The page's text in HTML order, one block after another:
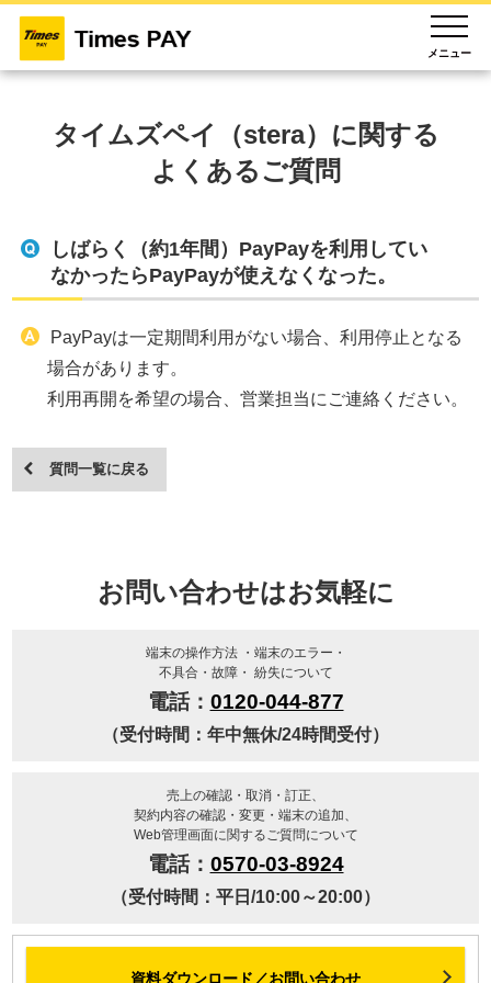
メニュー
タイムズペイ（stera）に関する
よくあるご質問
しばらく（約1年間）PayPayを利用してい
なかったらPayPayが使えなくなった。
PayPayは一定期間利用がない場合、利用停止となる
場合があります。
利用再開を希望の場合、営業担当にご連絡ください。
質問一覧に戻る
お問い合わせはお気軽に
端末の操作⽅法 ・端末のエラー・
不具合・故障・ 紛失について
電話： 0120-044-877
（受付時間：年中無休/24時間受付）
​売上の確認・取消・訂正、​
契約内容の確認・変更・端末の追加、​
Web管理画面に関するご質問について​
電話： 0570-03-8924
（受付時間：平日/10:00～20:00）
資料ダウンロード／お問い合わせ